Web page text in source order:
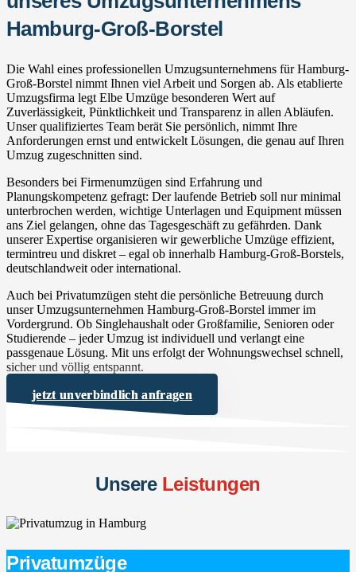
Hamburg-Groß-Borstel
Die Wahl eines professionellen Umzugsunternehmens für Hamburg-
Groß-Borstel nimmt Ihnen viel Arbeit und Sorgen ab. Als etablierte
Umzugsfirma legt Elbe Umzüge besonderen Wert auf
Zuverlässigkeit, Pünktlichkeit und Transparenz in allen Abläufen.
Unser qualifiziertes Team berät Sie persönlich, nimmt Ihre
Anforderungen ernst und entwickelt Lösungen, die genau auf Ihren
Umzug zugeschnitten sind.
Besonders bei Firmenumzügen sind Erfahrung und
Planungskompetenz gefragt: Der laufende Betrieb soll nur minimal
unterbrochen werden, wichtige Unterlagen und Equipment müssen
ans Ziel gelangen, ohne das Tagesgeschäft zu gefährden. Dank
unserer Expertise organisieren wir gewerbliche Umzüge effizient,
termintreu und diskret – egal ob innerhalb Hamburg-Groß-Borstels,
deutschlandweit oder international.
Auch bei Privatumzügen steht die persönliche Betreuung durch
unser Umzugsunternehmen Hamburg-Groß-Borstel immer im
Vordergrund. Ob Singlehaushalt oder Großfamilie, Senioren oder
Studierende – jeder Umzug ist individuell und verlangt eine
passgenaue Lösung. Mit uns erfolgt der Wohnungswechsel schnell,
sicher und völlig entspannt.
jetzt unverbindlich anfragen
UnsereLeistungen
Privatumzüge